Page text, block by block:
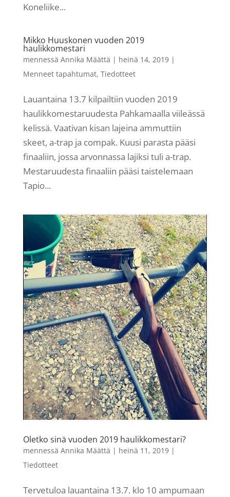
Koneliike...
Mikko Huuskonen vuoden 2019
haulikkomestari
mennessä Annika Määttä | heinä 14, 2019|
Menneet tapahtumat, Tiedotteet
Lauantaina 13.7 kilpailtiin vuoden 2019
haulikkomestaruudesta Pahkamaalla viileässä
kelissä. Vaativan kisan lajeina ammuttiin
skeet, a-trap ja compak. Kuusi parasta pääsi
finaaliin, jossa arvonnassa lajiksi tuli a-trap.
Mestaruudesta finaaliin pääsi taistelemaan
Tapio...
Oletko sinä vuoden 2019 haulikkomestari?
mennessä Annika Määttä | heinä 11, 2019|
Tiedotteet
Tervetuloa lauantaina 13.7. klo 10 ampumaan